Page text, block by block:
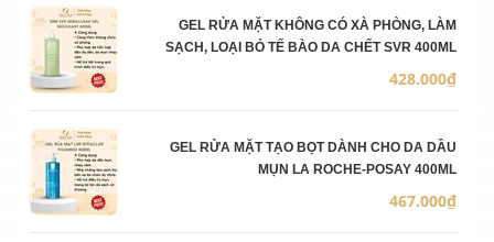
GEL RỬA MẶT KHÔNG CÓ XÀ PHÒNG, LÀM
SẠCH, LOẠI BỎ TẾ BÀO DA CHẾT SVR 400ML
428.000₫
GEL RỬA MẶT TẠO BỌT DÀNH CHO DA DẦU
MỤN LA ROCHE-POSAY 400ML
467.000₫